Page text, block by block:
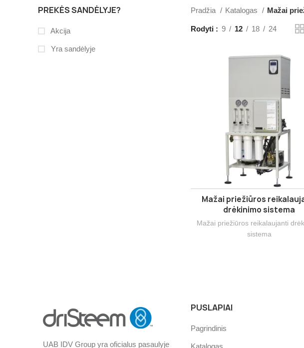
PREKĖS SANDĖLYJE?
Akcija
Yra sandėlyje
Pradžia Katalogas Mažai
Rodyti 9 12 18 24
Mažai priežiūros
drėkinimo sistema
Mažai priežiūros reikalaujanti
sistema
UAB IDV Group yra oficialus pasaulyje
PUSLAPIAI
Pagrindinis
Katalogas